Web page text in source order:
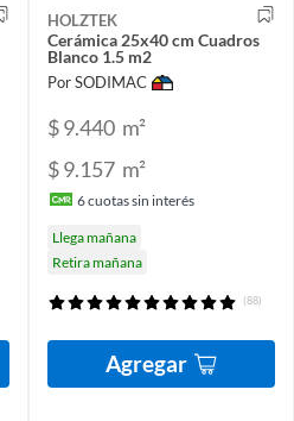
HOLZTEK
Cerámica 25x40 cm Cuadros
Blanco 1.5 m2
Por SODIMAC
$ 9.440 m²
$ 9.157 m²
6cuotas sin interés
Llega mañana
Retira mañana
(88)
Agregar